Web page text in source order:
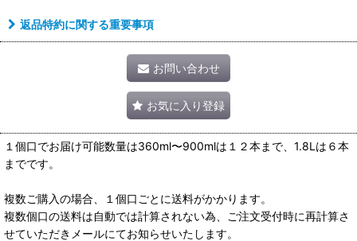
返品特約に関する重要事項
お問い合わせ
お気に入り登録
１個口でお届け可能数量は360ml〜900mlは１２本まで、1.8Lは６本
までです。
複数ご購入の場合、１個口ごとに送料がかかります。
複数個口の送料は自動では計算されない為、ご注文受付時に再計算さ
せていただきメールにてお知らせいたします。